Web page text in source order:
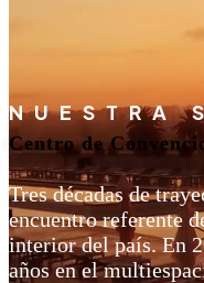
NUESTRA
Centro de
Tres décadas de
encuentro referente
interior del país. En
años en el